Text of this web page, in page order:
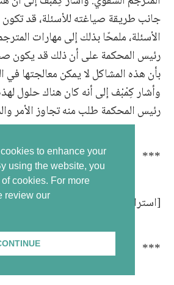
to enhance your
using the website, you
cookies. For more
review our
جانب طريقة صياغته للأسئلة، قد
الأسئلة، ملمحًا بذلك إلى مهارات
رئيس المحكمة على أن ذلك قد يكون
بأن هذه المشاكل لا يمكن معالجتها في
وأشار كِمْبْف إلى أنه كان هناك حلول لهذه
رئيس المحكمة طلب منه تجاوز الأمر
***
[استراحة لمدّة 13 دقيقة]
***